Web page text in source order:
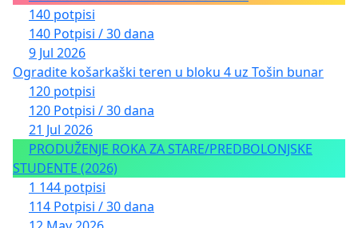
140 potpisi
140 Potpisi / 30 dana
9 Jul 2026
Ogradite košarkaški teren u bloku 4 uz Tošin bunar
120 potpisi
120 Potpisi / 30 dana
21 Jul 2026
PRODUŽENJE ROKA ZA STARE/PREDBOLONJSKE
STUDENTE (2026)
1 144 potpisi
114 Potpisi / 30 dana